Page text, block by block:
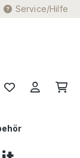
Service/Hilfe